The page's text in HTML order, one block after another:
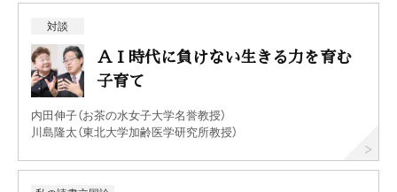
対談
ＡＩ時代に負けない生きる力を育む
子育て
内田伸子（お茶の水女子大学名誉教授）
川島隆太（東北大学加齢医学研究所教授）